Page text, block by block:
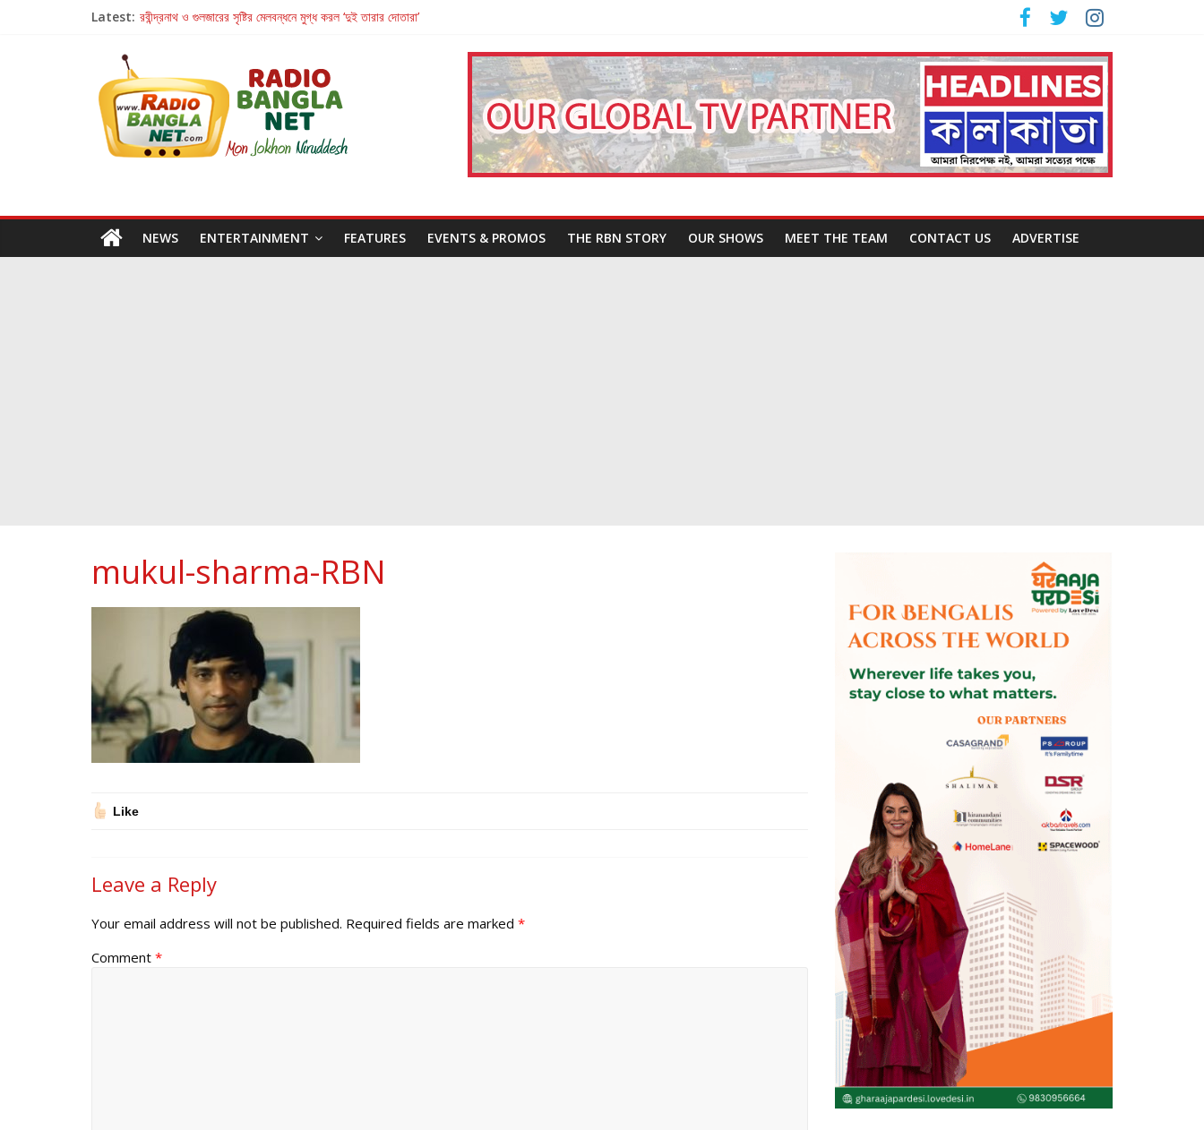
Latest: রবীন্দ্রনাথ ও গুলজারের সৃষ্টির মেলবন্ধনে মুগ্ধ করল ‘দুই তারার দোতারা’
Retribution: A Thought-Provoking Short Film That Challenges Our Understanding of Justice
হাওয়া বদলের টলিউডে ‘তুমি এলে তাই’
NEWS ENTERTAINMENT FEATURES EVENTS & PROMOS THE RBN STORY OUR SHOWS MEET THE TEAM CONTACT US ADVERTISE
mukul-sharma-RBN
Like
Leave a Reply
Your email address will not be published. Required fields are marked *
Comment *